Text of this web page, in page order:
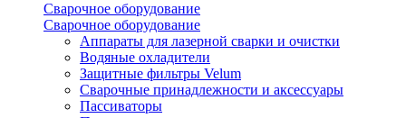
Сварочное оборудование
Сварочное оборудование
Аппараты для лазерной сварки и очистки
Водяные охладители
Защитные фильтры Velum
Сварочные принадлежности и аксессуары
Пассиваторы